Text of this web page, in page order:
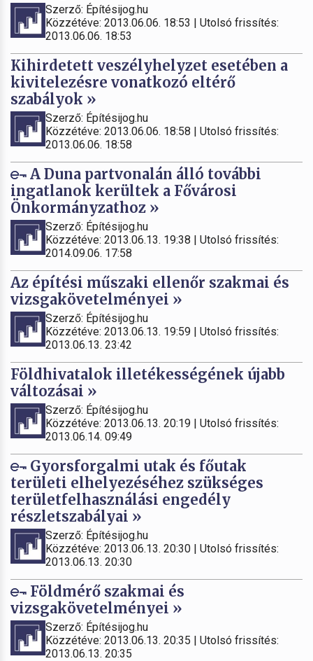
Szerző: Építésijog.hu
Közzétéve: 2013.06.06. 18:53 | Utolsó frissítés:
2013.06.06. 18:53
Kihirdetett veszélyhelyzet esetében a
kivitelezésre vonatkozó eltérő
szabályok »
Szerző: Építésijog.hu
Közzétéve: 2013.06.06. 18:58 | Utolsó frissítés:
2013.06.06. 18:58
A Duna partvonalán álló további
ingatlanok kerültek a Fővárosi
Önkormányzathoz »
Szerző: Építésijog.hu
Közzétéve: 2013.06.13. 19:38 | Utolsó frissítés:
2014.09.06. 17:58
Az építési műszaki ellenőr szakmai és
vizsgakövetelményei »
Szerző: Építésijog.hu
Közzétéve: 2013.06.13. 19:59 | Utolsó frissítés:
2013.06.13. 23:42
Földhivatalok illetékességének újabb
változásai »
Szerző: Építésijog.hu
Közzétéve: 2013.06.13. 20:19 | Utolsó frissítés:
2013.06.14. 09:49
Gyorsforgalmi utak és főutak
területi elhelyezéséhez szükséges
területfelhasználási engedély
részletszabályai »
Szerző: Építésijog.hu
Közzétéve: 2013.06.13. 20:30 | Utolsó frissítés:
2013.06.13. 20:30
Földmérő szakmai és
vizsgakövetelményei »
Szerző: Építésijog.hu
Közzétéve: 2013.06.13. 20:35 | Utolsó frissítés:
2013.06.13. 20:35